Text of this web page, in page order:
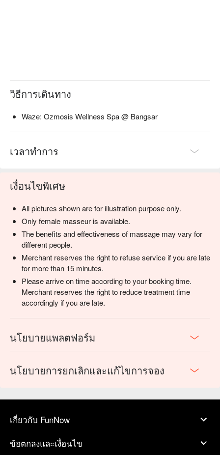
วิธีการเดินทาง
Waze: Ozmosis Wellness Spa @ Bangsar
เวลาทำการ
เงื่อนไขพิเศษ
All pictures shown are for illustration purpose only.
Only female masseur is available.
The benefits and effectiveness of massage may vary for
different people.
Merchant reserves the right to refuse service if you are late
for more than 15 minutes.
Please arrive on time according to your booking time.
Merchant reserves the right to reduce treatment time
accordingly if you are late.
นโยบายแพลตฟอร์ม
นโยบายการยกเลิกและแก้ไขการจอง
เกี่ยวกับ FunNow
ข้อตกลงและเงื่อนไข